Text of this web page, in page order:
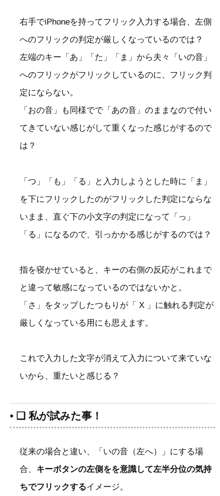
右手でiPhoneを持ってフリック入力する場合、左側
へのフリックの判定が厳しくなっているのでは？
左端のキー「あ」「た」「ま」から夫々「いの音」
へのフリックがフリックしているのに、フリック判
定にならない。
「おの音」も同様でで「あの音」のままなので付い
てきていない感じがして重くなった感じがするので
は？
「つ」「も」「る」と入力しようとした時に「ま」
を下にフリックしたのがフリックした判定にならな
いまま、直ぐ下の小文字の判定になって「っ」
「る」になるので、引っかかる感じがするのでは？
指を寝かせていると、キーの右側の反応がこれまで
と違って敏感になっているのではないかと。
「さ」をタップしたつもりが「 X 」に触れる判定が
厳しくなっている用にも思えます。
これで入力した文字が消えて入力について来ていな
いから、重たいと感じる？
• ❑ 私が試みた事！
従来の場合と違い、「いの音（左へ）」にする場
合、 キーボタンの左側をを意識して左半分位の気持
ちでフリックするイメージ。